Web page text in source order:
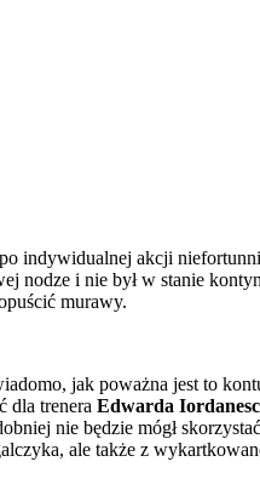
indywidualnej akcji
nodze i nie był w stanie
murawy.
jak poważna jest to
dla trenera Edwarda
nie będzie mógł
ale także z